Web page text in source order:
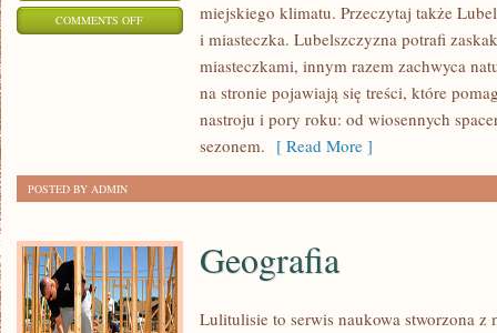
COMMENTS OFFON
TURYSTYCZNE
miejskiego klimatu. Przeczytaj także
i miasteczka. Lubelszczyzna potrafi
miasteczkami, innym razem zachwyca
na stronie pojawiają się treści, które
nastroju i pory roku: od wiosennych
sezonem. [ Read More ]
POSTED BY ADMIN
Geografia
Lulitulisie to serwis naukowa stworzona z